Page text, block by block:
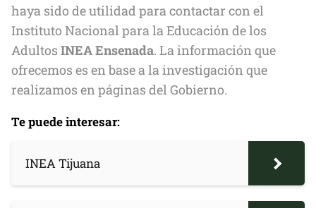
haya sido de utilidad para contactar con el
Instituto Nacional para la Educación de los
Adultos INEA Ensenada. La información que
ofrecemos es en base a la investigación que
realizamos en páginas del Gobierno.
Te puede interesar:
INEA Tijuana